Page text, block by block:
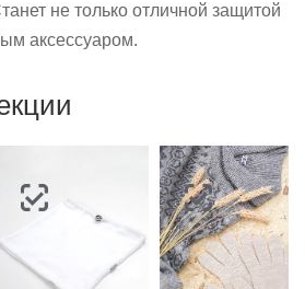
не только отличной защитой
аксессуаром.